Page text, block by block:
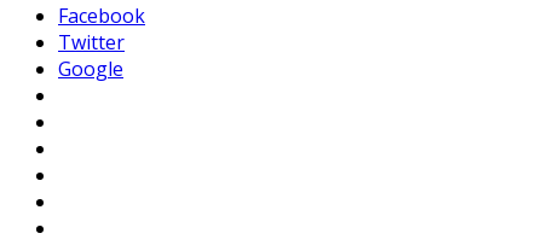
Facebook
Twitter
Google